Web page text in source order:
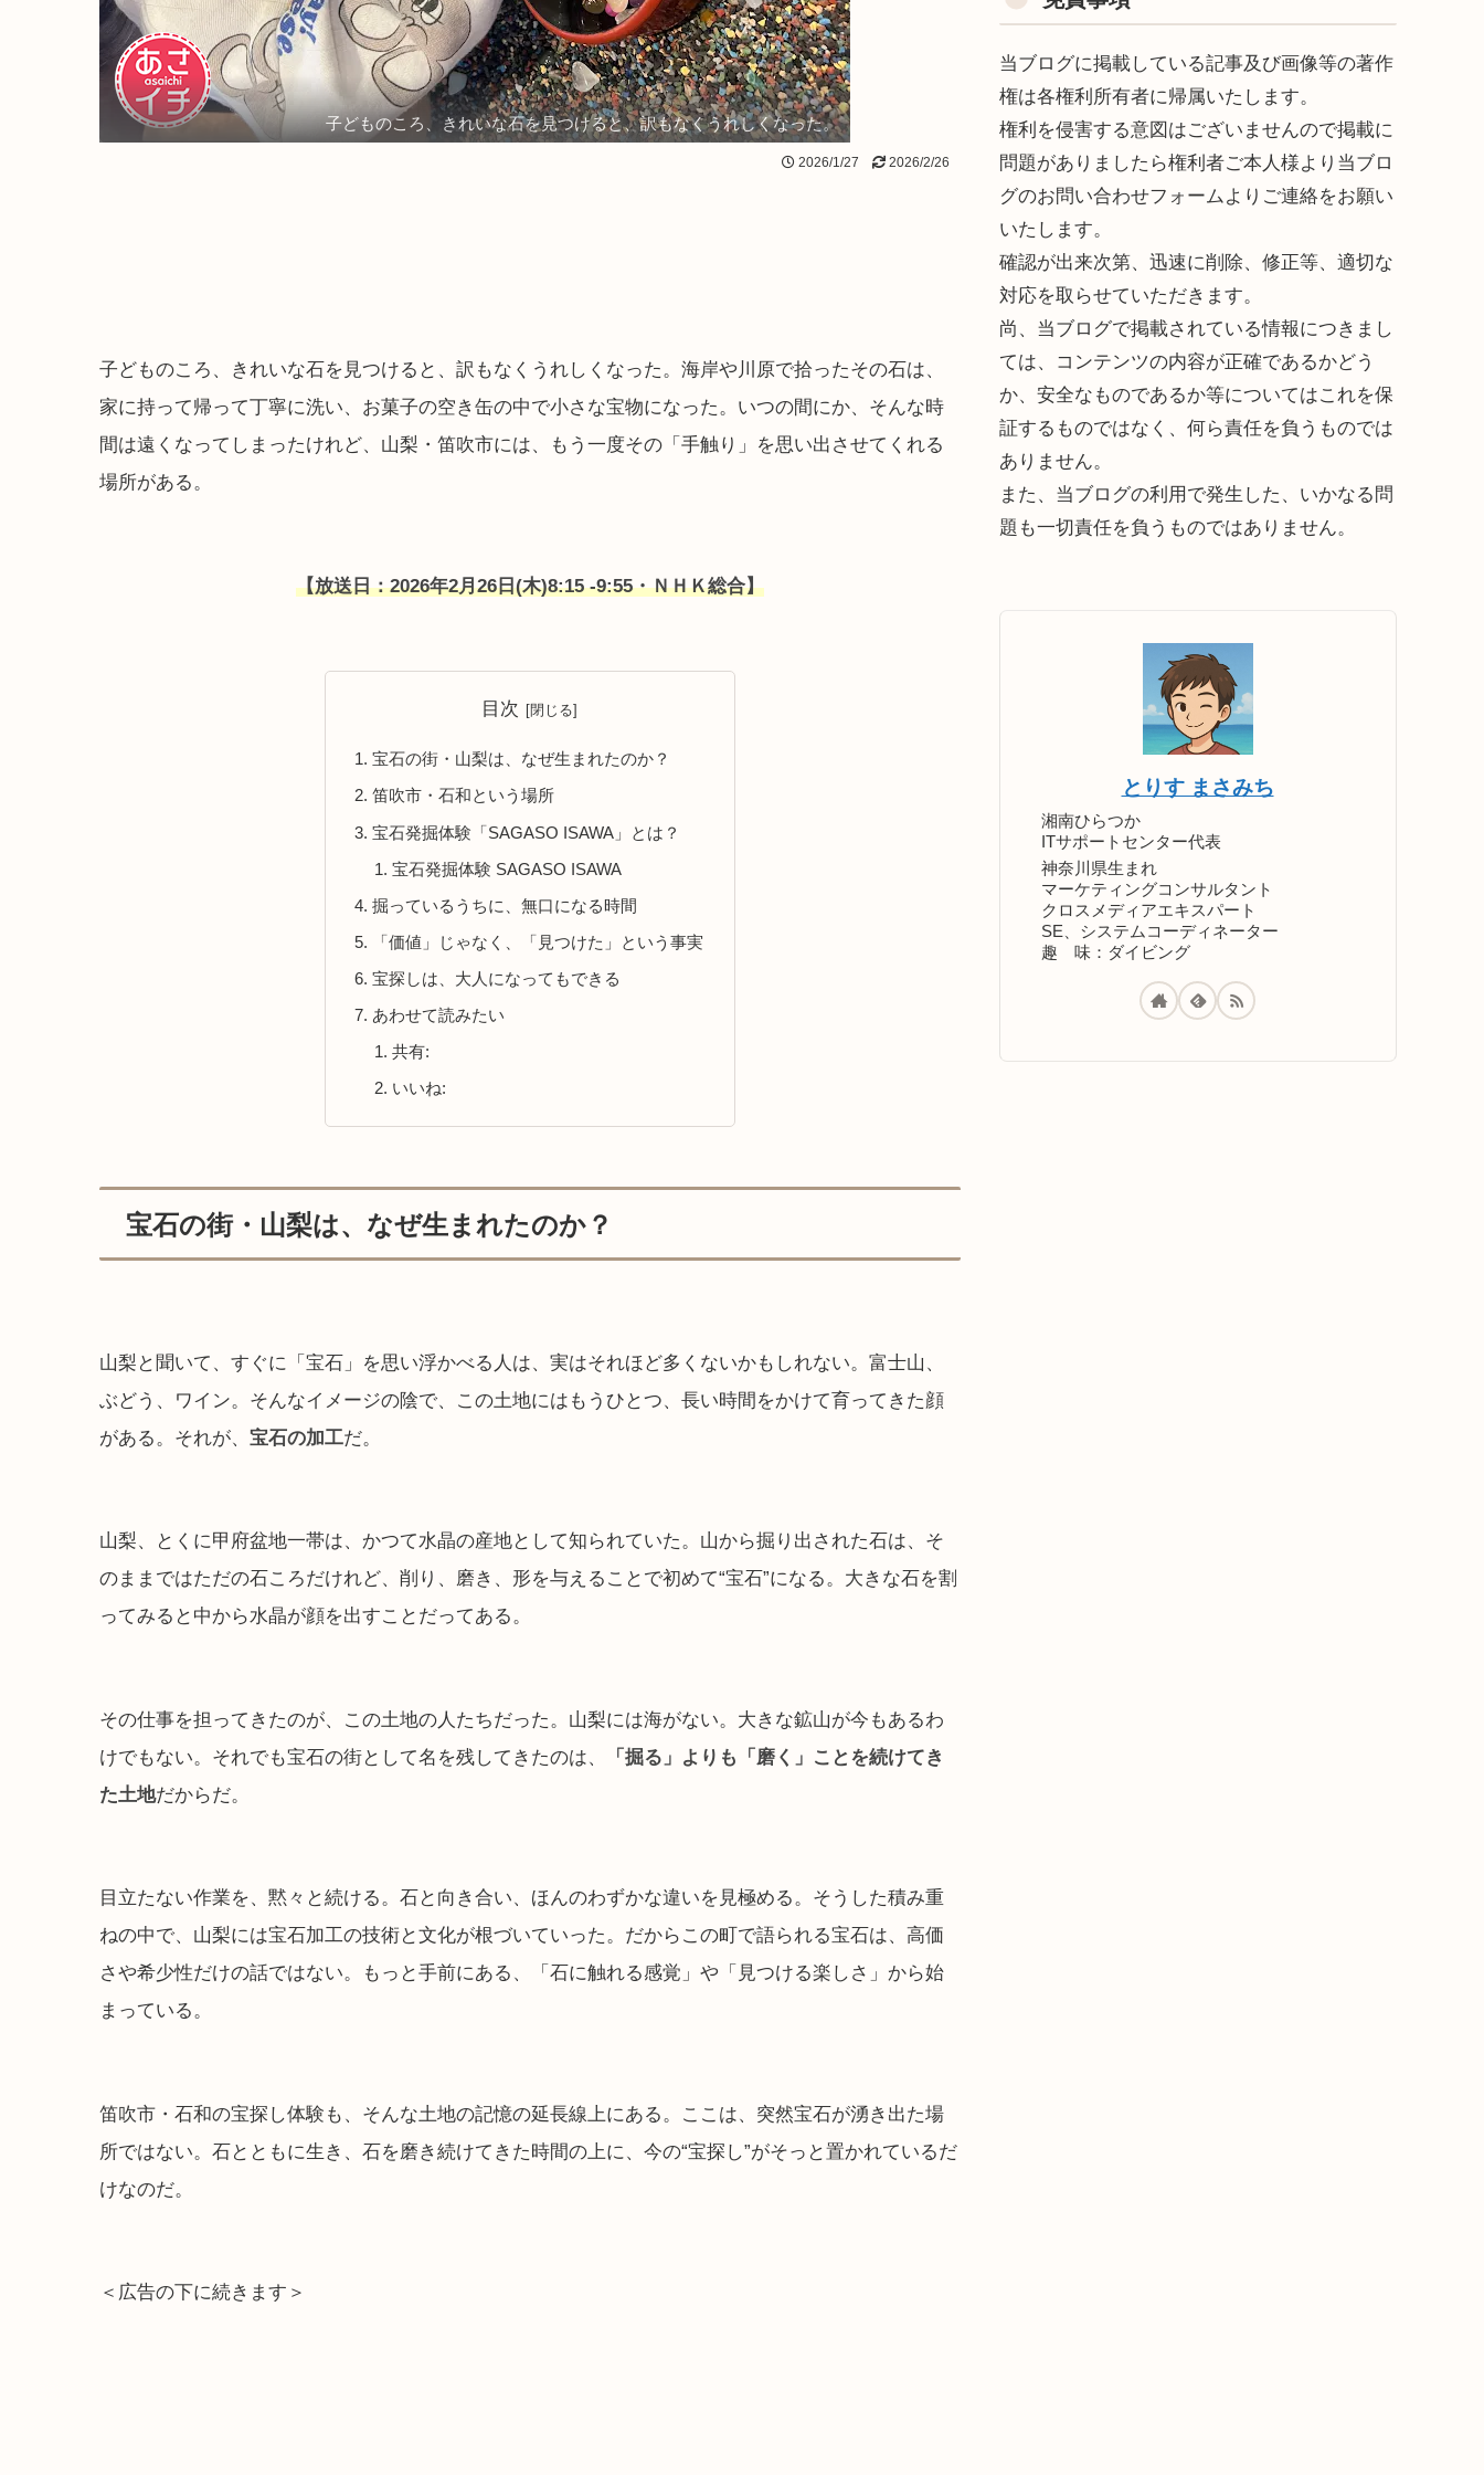
子どものころ、きれいな石を見つけると、訳もなくうれしくなった。
2026/1/27 2026/2/26
子どものころ、きれいな石を見つけると、訳もなくうれしくなった。海岸や川原で拾ったその石は、
家に持って帰って丁寧に洗い、お菓子の空き缶の中で小さな宝物になった。いつの間にか、そんな時
間は遠くなってしまったけれど、山梨・笛吹市には、もう一度その「手触り」を思い出させてくれる
場所がある。
【放送日：2026年2月26日(木)8:15 -9:55・ＮＨＫ総合】
目次
宝石の街・山梨は、なぜ生まれたのか？
笛吹市・石和という場所
宝石発掘体験「SAGASO ISAWA」とは？
宝石発掘体験 SAGASO ISAWA
掘っているうちに、無口になる時間
「価値」じゃなく、「見つけた」という事実
宝探しは、大人になってもできる
あわせて読みたい
共有:
いいね:
宝石の街・山梨は、なぜ生まれたのか？
山梨と聞いて、すぐに「宝石」を思い浮かべる人は、実はそれほど多くないかもしれない。富士山、
ぶどう、ワイン。そんなイメージの陰で、この土地にはもうひとつ、長い時間をかけて育ってきた顔
がある。それが、 宝石の加工だ。
山梨、とくに甲府盆地一帯は、かつて水晶の産地として知られていた。山から掘り出された石は、そ
のままではただの石ころだけれど、削り、磨き、形を与えることで初めて“宝石”になる。大きな石を割
ってみると中から水晶が顔を出すことだってある。
その仕事を担ってきたのが、この土地の人たちだった。山梨には海がない。大きな鉱山が今もあるわ
けでもない。それでも宝石の街として名を残してきたのは、
「掘る」よりも「磨く」ことを続けてき
た土地だからだ。
目立たない作業を、黙々と続ける。石と向き合い、ほんのわずかな違いを見極める。そうした積み重
ねの中で、山梨には宝石加工の技術と文化が根づいていった。だからこの町で語られる宝石は、高価
さや希少性だけの話ではない。もっと手前にある、「石に触れる感覚」や「見つける楽しさ」から始
まっている。
笛吹市・石和の宝探し体験も、そんな土地の記憶の延長線上にある。ここは、突然宝石が湧き出た場
所ではない。石とともに生き、石を磨き続けてきた時間の上に、今の“宝探し”がそっと置かれているだ
けなのだ。
＜広告の下に続きます＞
当ブログに掲載している記事及び画像等の著作
権は各権利所有者に帰属いたします。
権利を侵害する意図はございませんので掲載に
問題がありましたら権利者ご本人様より当ブロ
グのお問い合わせフォームよりご連絡をお願い
いたします。
確認が出来次第、迅速に削除、修正等、適切な
対応を取らせていただきます。
尚、当ブログで掲載されている情報につきまし
ては、コンテンツの内容が正確であるかどう
か、安全なものであるか等についてはこれを保
証するものではなく、何ら責任を負うものでは
ありません。
また、当ブログの利用で発生した、いかなる問
題も一切責任を負うものではありません。
とりす まさみち
湘南ひらつか
ITサポートセンター代表
神奈川県生まれ
マーケティングコンサルタント
クロスメディアエキスパート
SE、システムコーディネーター
趣 味：ダイビング